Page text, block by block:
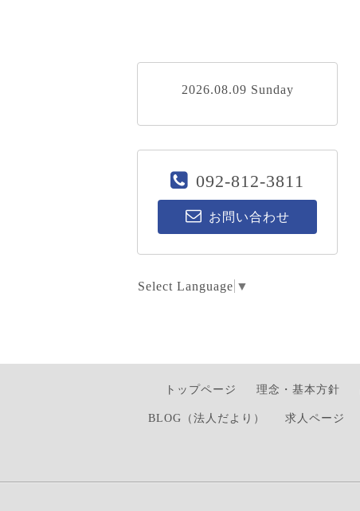
2026.08.09 Sunday
092-812-3811
お問い合わせ
Select Language ▼
トップページ 理念・基本方針
BLOG（法人だより） 求人ページ